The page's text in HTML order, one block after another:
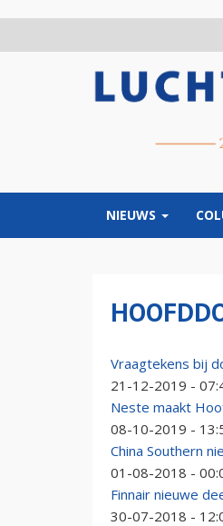
NIEUWS
Vraagtekens bij
21-12-2019 -
Neste maakt
08-10-2019 -
China Southern
01-08-2018 -
Finnair nieuwe
30-07-2018 -